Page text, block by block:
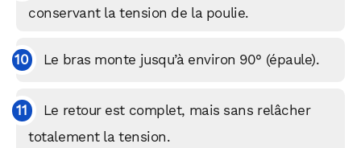
conservant la tension de la poulie.
Le bras monte jusqu’à environ 90° (épaule).
Le retour est complet, mais sans relâcher
totalement la tension.